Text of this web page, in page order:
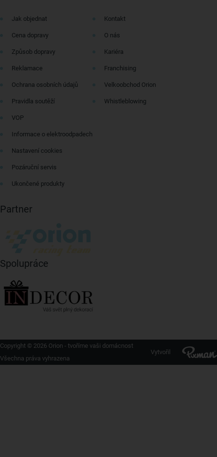
Jak objednat
Cena dopravy
Způsob dopravy
Reklamace
Ochrana osobních údajů
Pravidla soutěží
VOP
Informace o elektroodpadech
Nastavení cookies
Pozáruční servis
Ukončené produkty
Kontakt
O nás
Kariéra
Franchising
Velkoobchod Orion
Whistleblowing
Partner
Spolupráce
Copyright © 2026 Orion - tvoříme vaši domácnost
Všechna práva vyhrazena
Vytvořil